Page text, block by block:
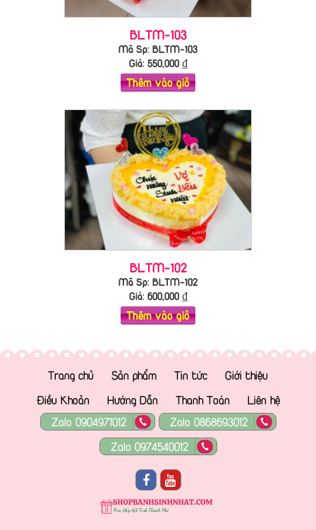
BLTM-103
Mã Sp: BLTM-103
Giá: 550,000₫
Thêm vào giỏ
BLTM-102
Mã Sp: BLTM-102
Giá: 600,000₫
Thêm vào giỏ
Trang chủ Sản phẩm Tin tức
Giới thiệu
Điều Khoản
Hướng Dẫn Thanh Toán
Liên hệ
Zalo 0904971012
Zalo 0868693012
Zalo 0974540012